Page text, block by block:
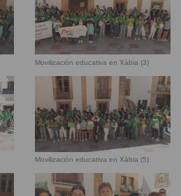
Movilización educativa en Xàbia (3)
Movilización educativa en Xàbia (5)